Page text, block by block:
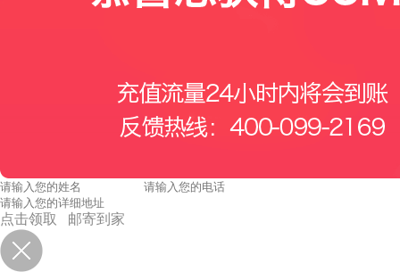
点击领取 邮寄到家